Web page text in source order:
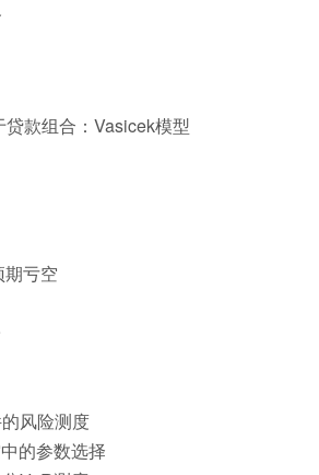
款组合：Vasicek模型
亏空
风险测度
的参数选择